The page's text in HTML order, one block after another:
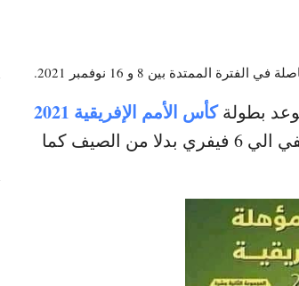
بطولةكأس الأمم الإفريقية 2021
، إلى شهر جانفي من 9 جانفي الي 6 فيفري بدلا من الصيف كما